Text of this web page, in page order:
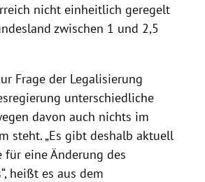
nicht einheitlich geregelt
zwischen 1 und 2,5
Frage der Legalisierung
unterschiedliche
davon auch nichts im
steht. „Es gibt deshalb aktuell
eine Änderung des
heißt es aus dem